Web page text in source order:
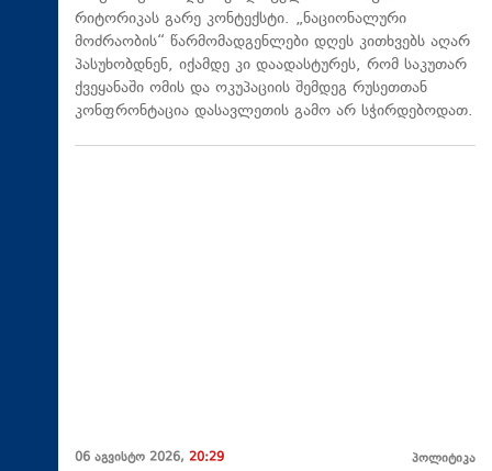
რიტორიკას გარე კონტექსტი. „ნაციონალური
მოძრაობის“ წარმომადგენლები დღეს კითხვებს აღარ
პასუხობდნენ, იქამდე კი დაადასტურეს, რომ საკუთარ
ქვეყანაში ომის და ოკუპაციის შემდეგ რუსეთთან
კონფრონტაცია დასავლეთის გამო არ სჭირდებოდათ.
06 აგვისტო 2026, 20:29 პოლიტიკა